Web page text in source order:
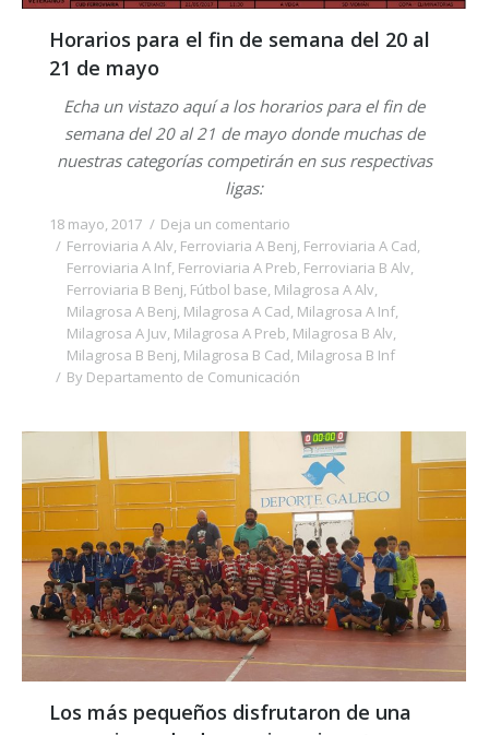
Horarios para el fin de semana del 20 al
21 de mayo
Echa un vistazo aquí a los horarios para el fin de
semana del 20 al 21 de mayo donde muchas de
nuestras categorías competirán en sus respectivas
ligas:
18 mayo, 2017
Deja un comentario
Ferroviaria A Alv, Ferroviaria A Benj, Ferroviaria A Cad,
Ferroviaria A Inf, Ferroviaria A Preb, Ferroviaria B Alv,
Ferroviaria B Benj, Fútbol base, Milagrosa A Alv,
Milagrosa A Benj, Milagrosa A Cad, Milagrosa A Inf,
Milagrosa A Juv, Milagrosa A Preb, Milagrosa B Alv,
Milagrosa B Benj, Milagrosa B Cad, Milagrosa B Inf
By Departamento de Comunicación
Los más pequeños disfrutaron de una